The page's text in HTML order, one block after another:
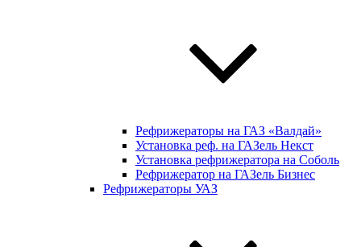
Рефрижераторы на ГАЗ «Валдай»
Установка реф. на ГАЗель Некст
Установка рефрижератора на Соболь
Рефрижератор на ГАЗель Бизнес
Рефрижераторы УАЗ